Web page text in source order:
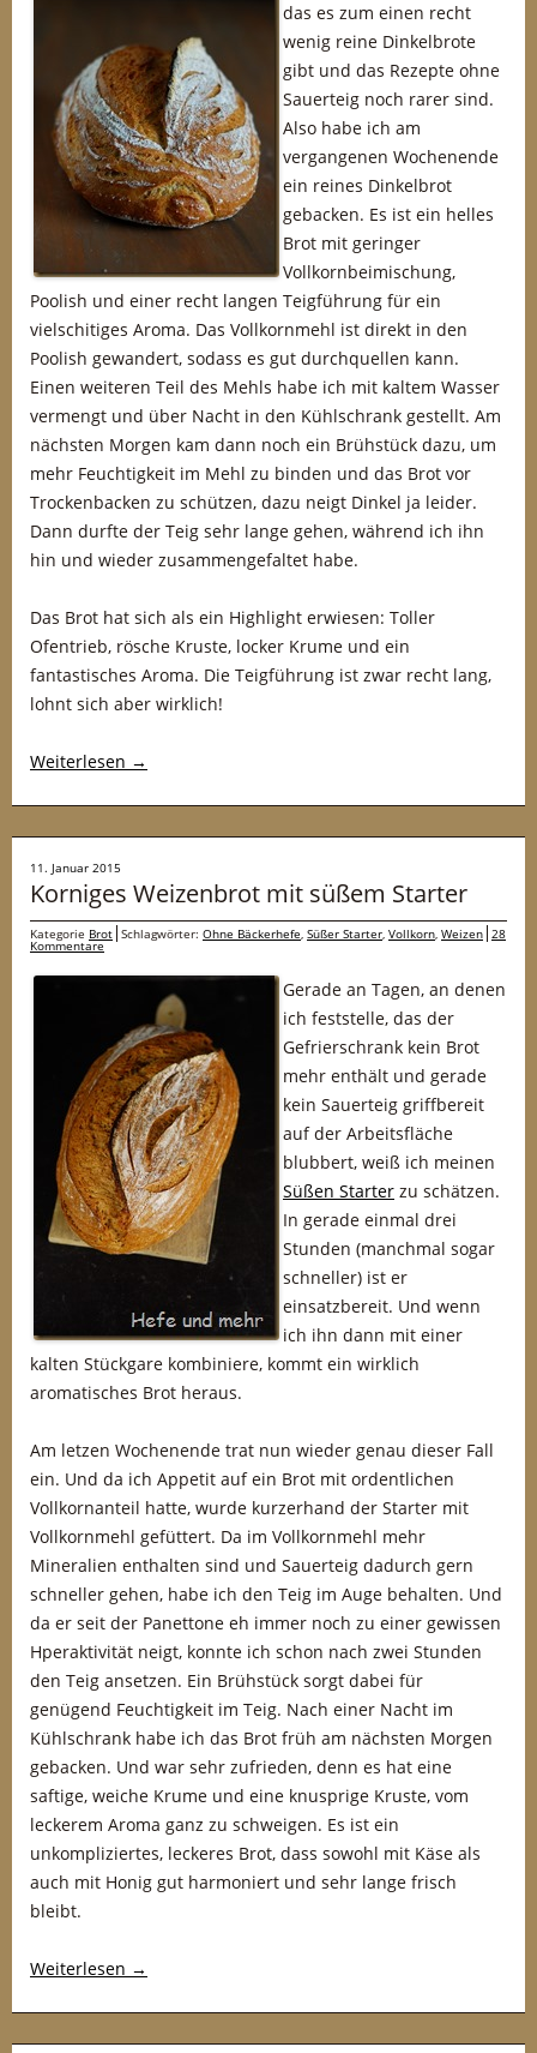
das es zum einen recht
wenig reine Dinkelbrote
gibt und das Rezepte ohne
Sauerteig noch rarer sind.
Also habe ich am
vergangenen Wochenende
ein reines Dinkelbrot
gebacken. Es ist ein helles
Brot mit geringer
Vollkornbeimischung,
Poolish und einer recht langen Teigführung für ein
vielschitiges Aroma. Das Vollkornmehl ist direkt in den
Poolish gewandert, sodass es gut durchquellen kann.
Einen weiteren Teil des Mehls habe ich mit kaltem Wasser
vermengt und über Nacht in den Kühlschrank gestellt. Am
nächsten Morgen kam dann noch ein Brühstück dazu, um
mehr Feuchtigkeit im Mehl zu binden und das Brot vor
Trockenbacken zu schützen, dazu neigt Dinkel ja leider.
Dann durfte der Teig sehr lange gehen, während ich ihn
hin und wieder zusammengefaltet habe.
Das Brot hat sich als ein Highlight erwiesen: Toller
Ofentrieb, rösche Kruste, locker Krume und ein
fantastisches Aroma. Die Teigführung ist zwar recht lang,
lohnt sich aber wirklich!
Weiterlesen →
11. Januar 2015
Korniges Weizenbrot mit süßem Starter
Kategorie Brot Schlagwörter: Ohne Bäckerhefe, Süßer Starter, Vollkorn, Weizen 28
Kommentare
Gerade an Tagen, an denen
ich feststelle, das der
Gefrierschrank kein Brot
mehr enthält und gerade
kein Sauerteig griffbereit
auf der Arbeitsfläche
blubbert, weiß ich meinen
Süßen Starter zu schätzen.
In gerade einmal drei
Stunden (manchmal sogar
schneller) ist er
einsatzbereit. Und wenn
ich ihn dann mit einer
kalten Stückgare kombiniere, kommt ein wirklich
aromatisches Brot heraus.
Am letzen Wochenende trat nun wieder genau dieser Fall
ein. Und da ich Appetit auf ein Brot mit ordentlichen
Vollkornanteil hatte, wurde kurzerhand der Starter mit
Vollkornmehl gefüttert. Da im Vollkornmehl mehr
Mineralien enthalten sind und Sauerteig dadurch gern
schneller gehen, habe ich den Teig im Auge behalten. Und
da er seit der Panettone eh immer noch zu einer gewissen
Hperaktivität neigt, konnte ich schon nach zwei Stunden
den Teig ansetzen. Ein Brühstück sorgt dabei für
genügend Feuchtigkeit im Teig. Nach einer Nacht im
Kühlschrank habe ich das Brot früh am nächsten Morgen
gebacken. Und war sehr zufrieden, denn es hat eine
saftige, weiche Krume und eine knusprige Kruste, vom
leckerem Aroma ganz zu schweigen. Es ist ein
unkompliziertes, leckeres Brot, dass sowohl mit Käse als
auch mit Honig gut harmoniert und sehr lange frisch
bleibt.
Weiterlesen →